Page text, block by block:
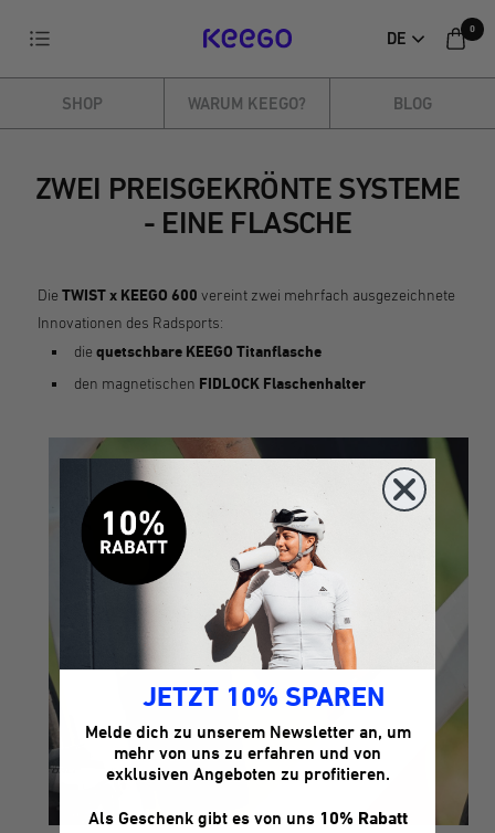
Navigation KEEGO DE
0
SHOP WARUM KEEGO? BLOG
ZWEI PREISGEKRÖNTE SYSTEME
- EINE FLASCHE
Die TWIST x KEEGO 600 vereint zwei mehrfach ausgezeichnete
Innovationen des Radsports:
die quetschbare KEEGO Titanflasche
den magnetischen FIDLOCK Flaschenhalter
JETZT 10% SPAREN
Melde dich zu unserem Newsletter an, um
mehr von uns zu erfahren und von
exklusiven Angeboten zu profitieren.
Als Geschenk gibt es von uns 10% Rabatt